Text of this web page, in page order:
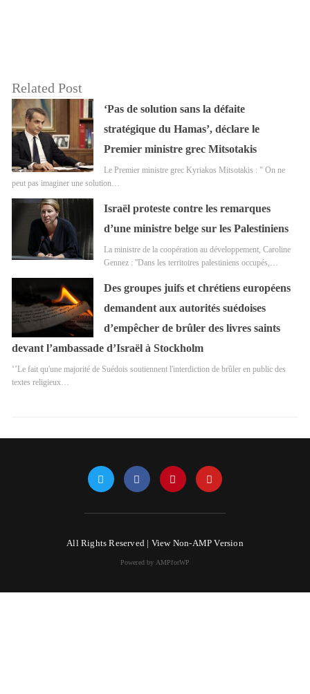
Related Post
‘Pas de solution sans la défaite
stratégique du Hamas’, déclare le
Premier ministre grec Mitsotakis
Le Premier ministre grec Kyriakos Mitsotakis : " On ne
peut pas imaginer une solution…
Israël proteste contre les remarques
d’une ministre belge sur les Palestiniens
La ministre de la coopération au développement, Caroline
Gennez : ''Dans les territoires palestiniens occupés,…
Des groupes juifs et chrétiens européens
demandent aux autorités suédoises
d’empêcher de brûler des livres saints
devant l’ambassade d’Israël à Stockholm
‘’Le fait qu'une majorité de Suédois soutiennent l'interdiction de brûler en public des
textes religieux…
All Rights Reserved | View Non-AMP Version
Powered by AMPforWP